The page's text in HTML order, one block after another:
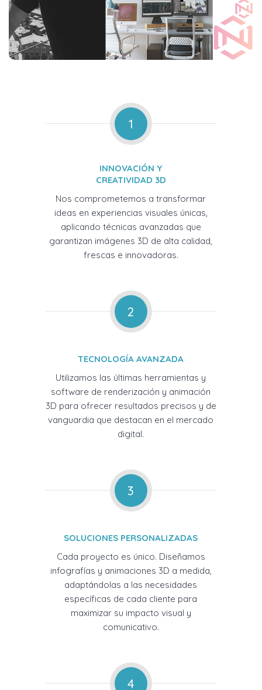
1
INNOVACIÓN Y
CREATIVIDAD 3D
Nos comprometemos a transformar
ideas en experiencias visuales únicas,
aplicando técnicas avanzadas que
garantizan imágenes 3D de alta calidad,
frescas e innovadoras.
2
TECNOLOGÍA AVANZADA
Utilizamos las últimas herramientas y
software de renderización y animación
3D para ofrecer resultados precisos y de
vanguardia que destacan en el mercado
digital.
3
SOLUCIONES PERSONALIZADAS
Cada proyecto es único. Diseñamos
infografías y animaciones 3D a medida,
adaptándolas a las necesidades
específicas de cada cliente para
maximizar su impacto visual y
comunicativo.
4